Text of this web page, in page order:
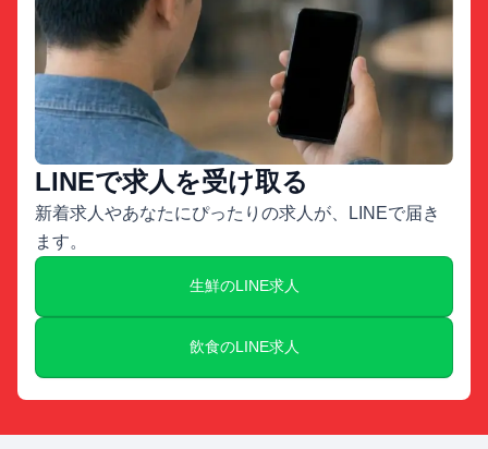
LINEで求人を受け取る
新着求人やあなたにぴったりの求人が、LINEで届き
ます。
生鮮のLINE求人
飲食のLINE求人